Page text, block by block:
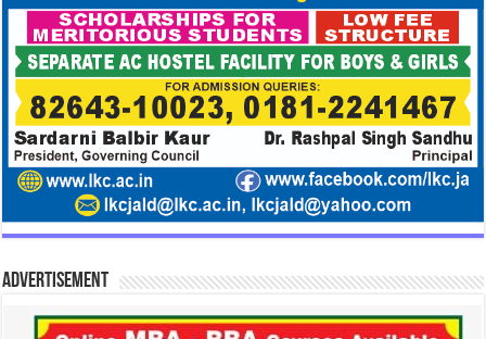
Advertisement